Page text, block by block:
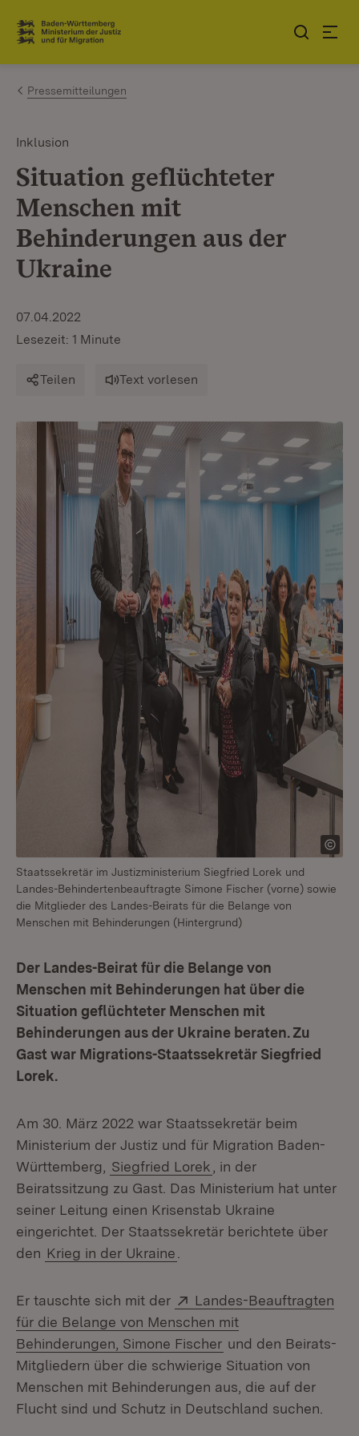
Zum Inhalt springen
Link zur Startseite
Pressemitteilungen
Inklusion
Situation geflüchteter
Menschen mit
Behinderungen aus der
Ukraine
07.04.2022
Lesezeit: 1 Minute
Teilen Text vorlesen
Staatssekretär im Justizministerium Siegfried Lorek und
Landes-Behindertenbeauftragte Simone Fischer (vorne) sowie
die Mitglieder des Landes-Beirats für die Belange von
Menschen mit Behinderungen (Hintergrund)
Der Landes-Beirat für die Belange von
Menschen mit Behinderungen hat über die
Situation geflüchteter Menschen mit
Behinderungen aus der Ukraine beraten. Zu
Gast war Migrations-Staatssekretär Siegfried
Lorek.
Am 30. März 2022 war Staatssekretär beim
Ministerium der Justiz und für Migration Baden-
Württemberg,
Siegfried Lorek
, in der
Beiratssitzung zu Gast. Das Ministerium hat unter
seiner Leitung einen Krisenstab Ukraine
eingerichtet. Der Staatssekretär berichtete über
den Krieg in der Ukraine
Er tauschte sich mit der Extern:
Landes-Beauftragten
für die Belange von Menschen mit
Behinderungen, Simone Fischer (Öffnet in neuem
und den Beirats-
Mitgliedern über die schwierige Situation von
Menschen mit Behinderungen aus, die auf der
Flucht sind und Schutz in Deutschland suchen.